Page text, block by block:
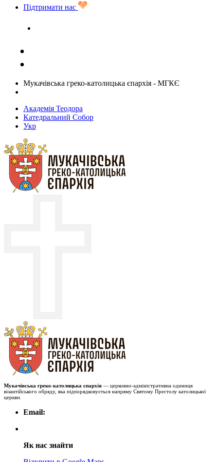
Підтримати нас
Мукачівська греко-католицька єпархія - МГКЄ
Академія Теодора
Катедральний Собор
Укр
Мукачівська греко-католицька єпархія — церковно-адміністративна одиниця
візантійського обряду, яка підпорядковується напряму Святому Престолу католицької
церкви.
Email:
Як нас знайти